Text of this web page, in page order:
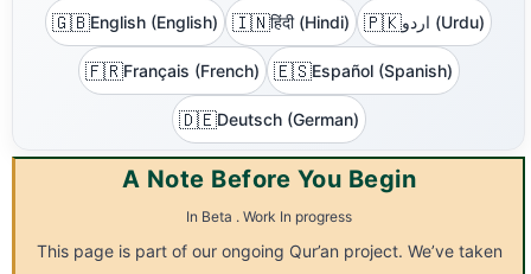
🇬🇧English (English) 🇮🇳हिंदी (Hindi) 🇵🇰 اردو (Urdu)
🇫🇷Français (French) 🇪🇸Español (Spanish)
🇩🇪Deutsch (German)
A Note Before You Begin
In Beta . Work In progress
This page is part of our ongoing Qur’an project. We’ve taken